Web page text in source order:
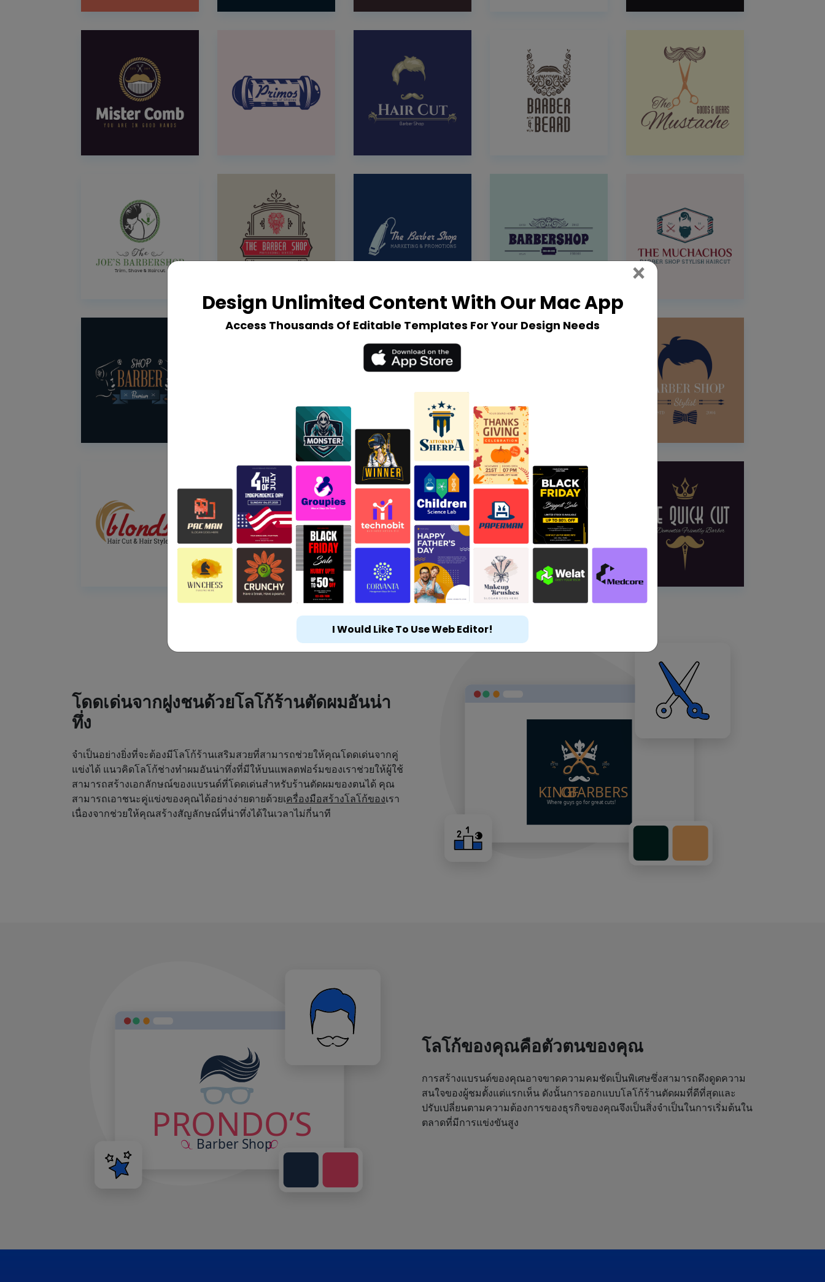
โดดเด่นจากฝูงชนด้วยโลโก้ร้านตัดผมอันน่า
ทึ่ง
จำเป็นอย่างยิ่งที่จะต้องมีโลโก้ร้านเสริมสวยที่สามารถช่วยให้คุณโดดเด่นจากคู่
แข่งได้ แนวคิดโลโก้ช่างทำผมอันน่าทึ่งที่มีให้บนแพลตฟอร์มของเราช่วยให้ผู้ใช้
สามารถสร้างเอกลักษณ์ของแบรนด์ที่โดดเด่นสำหรับร้านตัดผมของตนได้ คุณ
สามารถเอาชนะคู่แข่งของคุณได้อย่างง่ายดายด้วยเครื่องมือสร้างโลโก้ของเรา
เนื่องจากช่วยให้คุณสร้างสัญลักษณ์ที่น่าทึ่งได้ในเวลาไม่กี่นาที
โลโก้ของคุณคือตัวตนของคุณ
การสร้างแบรนด์ของคุณอาจขาดความคมชัดเป็นพิเศษซึ่งสามารถดึงดูดความ
สนใจของผู้ชมตั้งแต่แรกเห็น ดังนั้นการออกแบบโลโก้ร้านตัดผมที่ดีที่สุดและ
ปรับเปลี่ยนตามความต้องการของธุรกิจของคุณจึงเป็นสิ่งจำเป็นในการเริ่มต้นใน
ตลาดที่มีการแข่งขันสูง
Design Unlimited Content With Our Mac App
Access Thousands Of Editable Templates For Your Design Needs
× Close
I Would Like To Use Web Editor!